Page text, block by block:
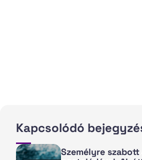
Kapcsolódó
Személyre szabott